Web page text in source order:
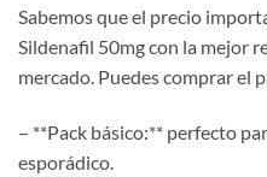
Sabemos que el precio
Sildenafil 50mg con la mejor
mercado. Puedes comprar el
– **Pack básico:** perfecto
esporádico.